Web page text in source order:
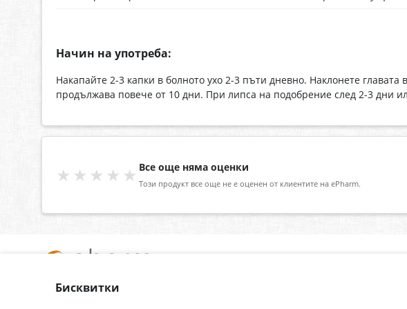
Начин на употреба:
Накапайте 2-3 капки в болното ухо 2-3 пъти дневно. Наклонете
продължава повече от 10 дни. При липса на подобрение след 2-3 дни
★★★★★ Все още няма оценки
Този продукт все още не е оценен от клиентите на ePharm.
За нас
Доставка
Бисквитки